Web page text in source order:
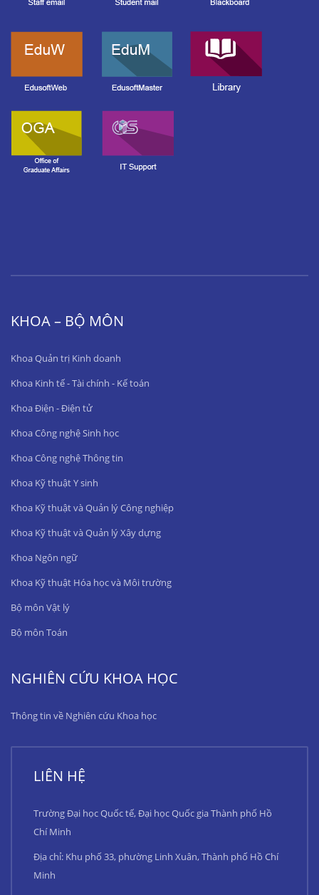
KHOA – BỘ MÔN
Khoa Quản trị Kinh doanh
Khoa Kinh tế - Tài chính - Kế toán
Khoa Điện - Điện tử
Khoa Công nghệ Sinh học
Khoa Công nghệ Thông tin
Khoa Kỹ thuật Y sinh
Khoa Kỹ thuật và Quản lý Công nghiệp
Khoa Kỹ thuật và Quản lý Xây dựng
Khoa Ngôn ngữ
Khoa Kỹ thuật Hóa học và Môi trường
Bộ môn Vật lý
Bộ môn Toán
NGHIÊN CỨU KHOA HỌC
Thông tin về Nghiên cứu Khoa học
LIÊN HỆ
Trường Đại học Quốc tế, Đại học Quốc gia Thành phố Hồ
Chí Minh
Địa chỉ: Khu phố 33, phường Linh Xuân, Thành phố Hồ Chí
Minh